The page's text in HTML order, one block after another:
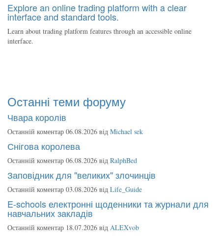
Explore an online trading platform with a clear
interface and standard tools.
Learn about trading platform features through an accessible online
interface.
Останні теми форуму
Чвара королів
Останній коментар 06.08.2026 від Michael sek
Снігова королева
Останній коментар 06.08.2026 від RalphBed
Заповідник для "великих" злочинців
Останній коментар 03.08.2026 від Life_Guide
E-schools електронні щоденники та журнали для
навчальних закладів
Останній коментар 18.07.2026 від ALEXvob